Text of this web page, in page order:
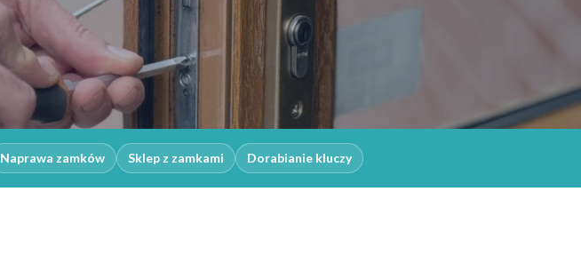
Naprawa zamków Sklep z zamkami Dorabianie kluczy